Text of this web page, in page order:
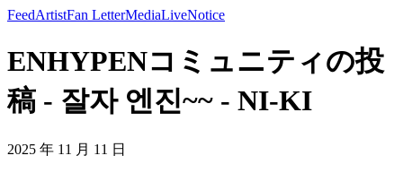
FeedArtistFan LetterMediaLiveNotice
ENHYPENコミュニティの投
稿 - 잘자 엔진~~ - NI-KI
2025 年 11 月 11 日